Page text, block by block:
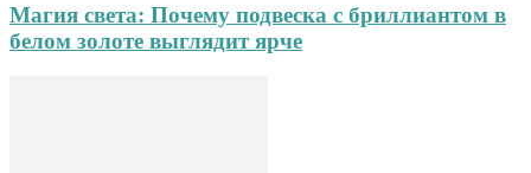
Магия света: Почему подвеска с бриллиантом в
белом золоте выглядит ярче